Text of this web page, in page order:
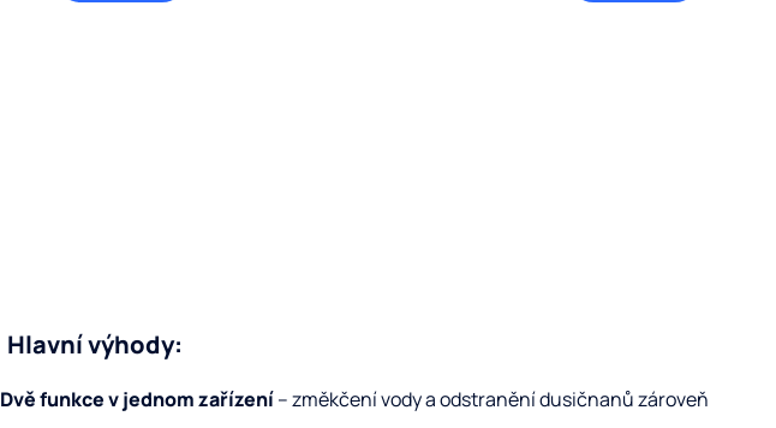
Hlavní výhody:
Dvě funkce v jednom zařízení– změkčení vody a odstranění dusičnanů zároveň